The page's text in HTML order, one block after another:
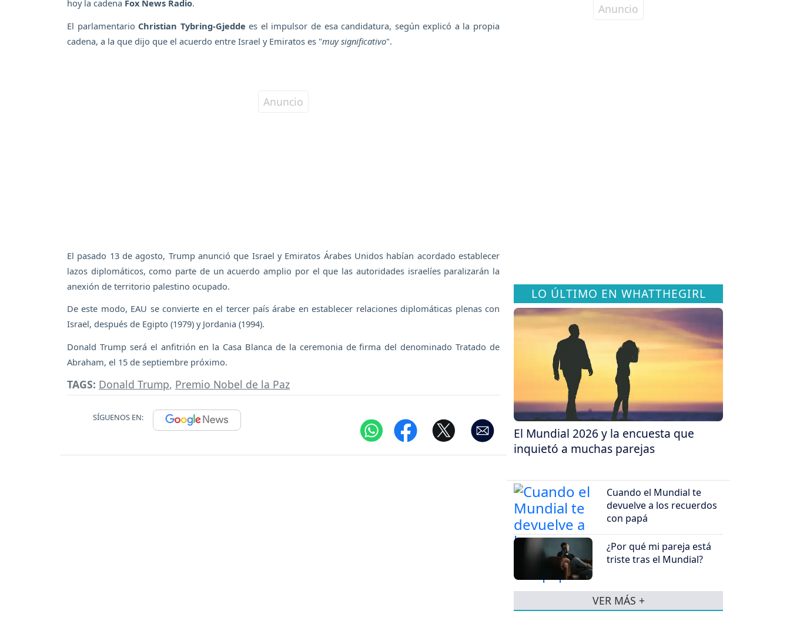
hoy la cadena Fox News Radio.
El parlamentario Christian Tybring-Gjedde es el impulsor de esa candidatura, según explicó a la propia
cadena, a la que dijo que el acuerdo entre Israel y Emiratos es "muy significativo".
El pasado 13 de agosto, Trump anunció que Israel y Emiratos Árabes Unidos habían acordado establecer
lazos diplomáticos, como parte de un acuerdo amplio por el que las autoridades israelíes paralizarán la
anexión de territorio palestino ocupado.
De este modo, EAU se convierte en el tercer país árabe en establecer relaciones diplomáticas plenas con
Israel, después de Egipto (1979) y Jordania (1994).
Donald Trump será el anfitrión en la Casa Blanca de la ceremonia de firma del denominado Tratado de
Abraham, el 15 de septiembre próximo.
TAGS: Donald Trump, Premio Nobel de la Paz
SÍGUENOS EN:
LO ÚLTIMO EN WHATTHEGIRL
El Mundial 2026 y la encuesta que
inquietó a muchas parejas
Cuando el Mundial te
devuelve a los recuerdos
con papá
¿Por qué mi pareja está
triste tras el Mundial?
VER MÁS +